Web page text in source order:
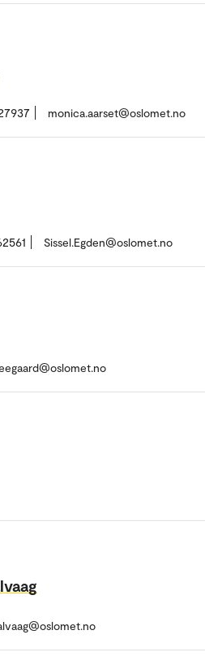
monica.aarset@oslomet.no
Sissel.Egden@oslomet.no